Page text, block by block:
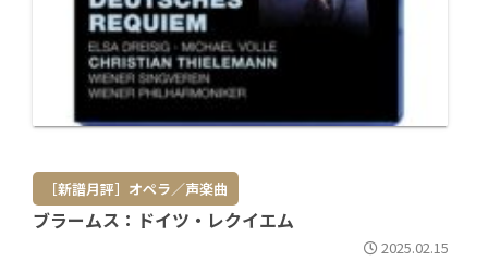
［新譜月評］オペラ／声楽曲
ブラームス：ドイツ・レクイエム
2025.02.15